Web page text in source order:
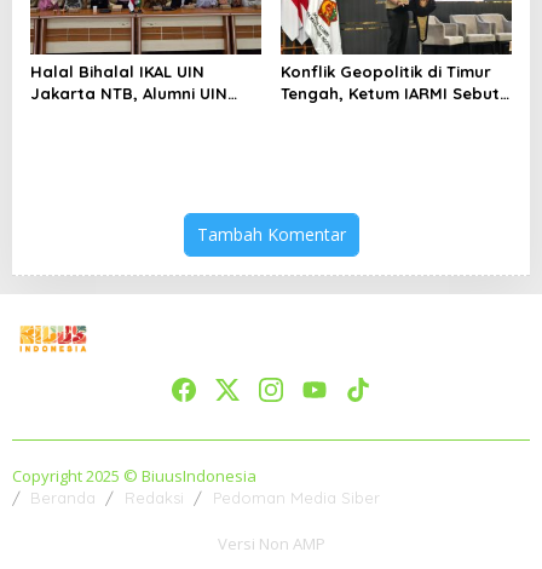
Halal Bihalal IKAL UIN
Jakarta NTB, Alumni UIN
Konflik Geopolitik di Timur
Tengah, Ketum IARMI Sebut
Tambah Komentar
Copyright 2025 © BiuusIndonesia
Beranda Redaksi Pedoman Media Siber
Versi Non AMP